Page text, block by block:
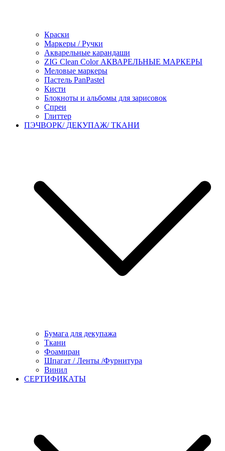
Краски
Маркеры / Ручки
Акварельные карандаши
ZIG Clean Color АКВАРЕЛЬНЫЕ МАРКЕРЫ
Меловые маркеры
Пастель PanPastel
Кисти
Блокноты и альбомы для зарисовок
Спреи
Глиттер
ПЭЧВОРК/ ДЕКУПАЖ/ ТКАНИ
Бумага для декупажа
Ткани
Фоамиран
Шпагат / Ленты /Фурнитура
Винил
СЕРТИФИКАТЫ